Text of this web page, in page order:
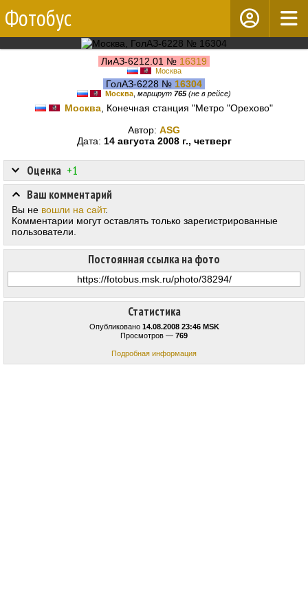
Фотобус
ЛиАЗ-6212.01 № 16319
Москва
ГолАЗ-6228 № 16304
Москва маршрут 765(не в рейсе)
Москва , Конечная станция "Метро "Орехово"
Автор: ASG
Дата: 14 августа 2008 г., четверг
Статистика
Опубликовано 14.08.2008 23:46 MSK
Просмотров — 769
Подробная информация
Оценка +1
Постоянная ссылка на фото
Ваш комментарий
Вы не вошли на сайт.
Комментарии могут оставлять только зарегистрированные
пользователи.